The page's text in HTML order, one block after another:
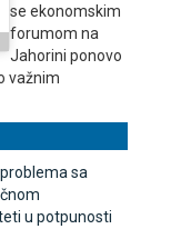
se ekonomskim
forumom na
Јahorini ponovo
važnim
sa
u potpunosti